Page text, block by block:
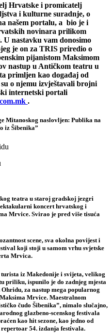
Hrvatske i promicatelj
i kulturne suradnje, o
našem portalu, a bio je i
novinara prilikom
U nastavku vam donosimo
je on za TRIS priredio o
pijanistom Maksimom
nastup u Antičkom teatru u
primljen kao događaj od
o njemu izvještavali brojni
internetski portali
.
Mitanoskog naslovljen: Publika na
iz Šibenika”
teatra u staroj gradskoj jezgri
koncert hrvatskog i
Mrvice. Svirao je pred više tisuća
scene, sva okolna povijest i
koji stoji u samom vrhu svjetske
Mrvica.
iz Makedonije i svijeta, velikog
priliku, ispunilo je do zadnjeg mjesta
za nastup mega popularnog
Mrvice. Maestralnom
čudo Šibenika”, nimalo slučajno,
glazbeno-scenskog festivala
kao hit sezone, kao jedno od
54. izdanja festivala.